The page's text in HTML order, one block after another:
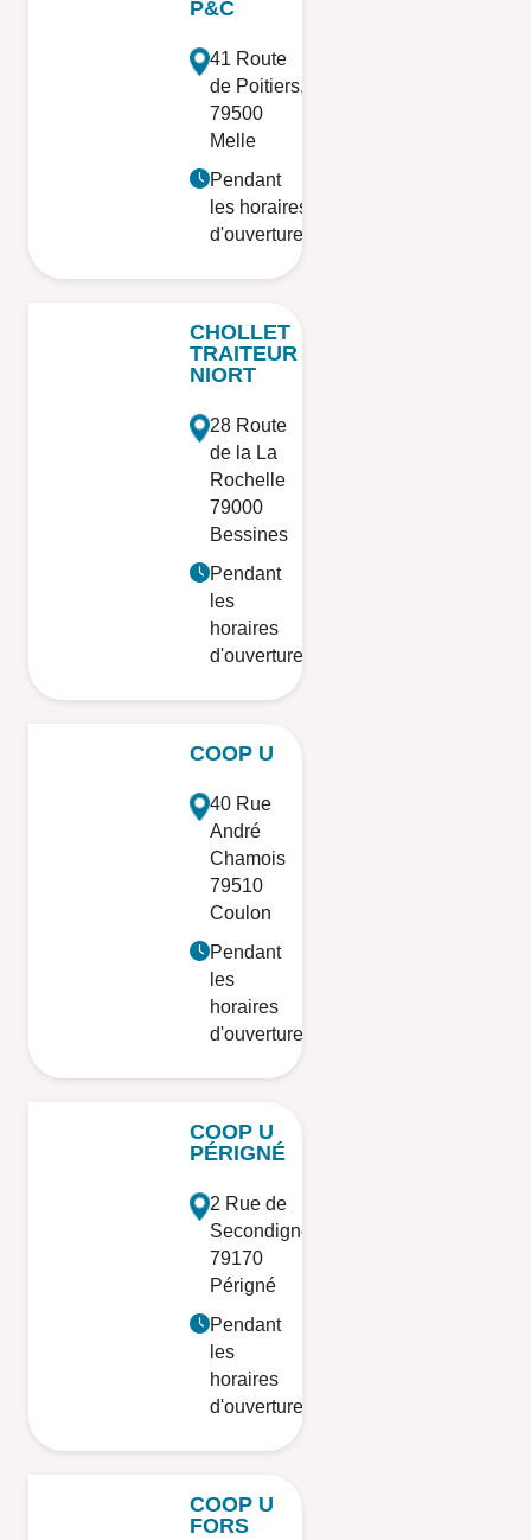
P&C
41 Route
de Poitiers,
79500
Melle
Pendant
les horaires
d'ouverture
CHOLLET
TRAITEUR
NIORT
28 Route
de la La
Rochelle
79000
Bessines
Pendant
les
horaires
d'ouverture
COOP U
40 Rue
André
Chamois
79510
Coulon
Pendant
les
horaires
d'ouverture
COOP U
PÉRIGNÉ
2 Rue de
Secondigné
79170
Périgné
Pendant
les
horaires
d'ouverture
COOP U
FORS